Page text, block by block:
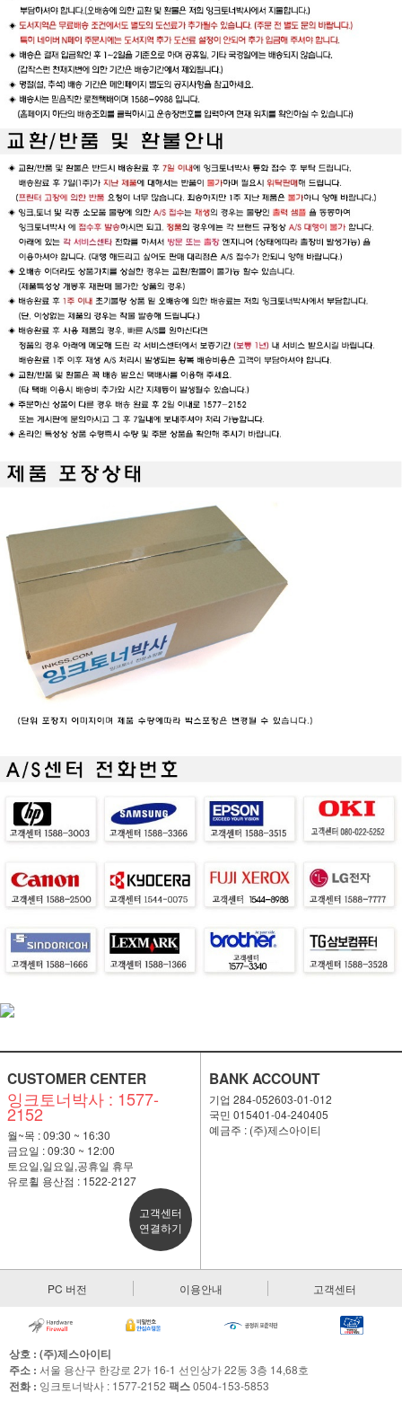
CUSTOMER CENTER
잉크토너박사 : 1577-
2152
월~목 : 09:30 ~ 16:30
금요일 : 09:30 ~ 12:00
토요일,일요일,공휴일 휴무
유로휠 용산점 : 1522-2127
고객센터
연결하기
BANK ACCOUNT
기업 284-052603-01-012
국민 015401-04-240405
예금주 : (주)제스아이티
PC 버전 이용안내 고객센터
상호 : (주)제스아이티
주소 : 서울 용산구 한강로 2가 16-1 선인상가 22동 3층 14,68호
전화 : 잉크토너박사 : 1577-2152 팩스0504-153-5853